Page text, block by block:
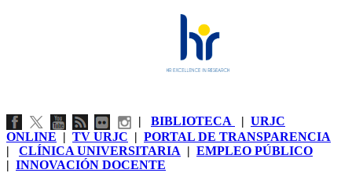
| BIBLIOTECA | URJC
ONLINE | TV URJC | PORTAL DE TRANSPARENCIA
| CLÍNICA UNIVERSITARIA | EMPLEO PÚBLICO
| INNOVACIÓN DOCENTE